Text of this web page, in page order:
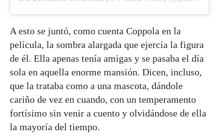
A esto se juntó, como cuenta Coppola en la
película, la sombra alargada que ejercía la figura
de él. Ella apenas tenía amigas y se pasaba el día
sola en aquella enorme mansión. Dicen, incluso,
que la trataba como a una mascota, dándole
cariño de vez en cuando, con un temperamento
fortísimo sin venir a cuento y olvidándose de ella
la mayoría del tiempo.